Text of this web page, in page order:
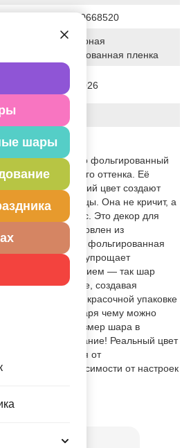
шары
4690390668520
Полимерная
фольгированная пленка
22-05-2026
стереотипе. Это фольгированный
тыквы кремового оттенка. Её
ребра и мягкий цвет создают
вещицы. Она не кричит, а
и изысканный вкус. Это декор для
всём.. Шар изготовлен из
(полимерная фольгированная
клапан, что упрощает
надувать гелием — так шар
парить в воздухе, создавая
Поставляется в красочной упаковке
шара, благодаря чему можно
виде. Размер шара в
СМ. Внимание! Реальный цвет
отличаться от
в зависимости от настроек
Кремовая